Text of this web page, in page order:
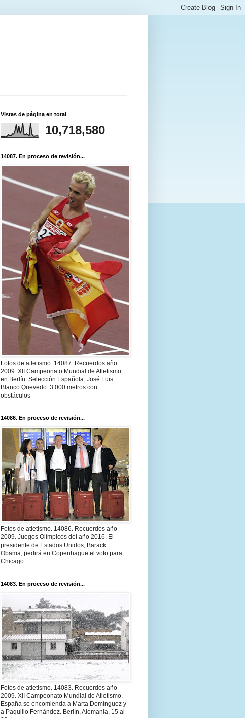
Vistas de página en total
10,718,580
14087. En proceso de revisión...
Fotos de atletismo. 14087. Recuerdos año
2009. XII Campeonato Mundial de Atletismo
en Berlín. Selección Española. José Luis
Blanco Quevedo: 3.000 metros con
obstáculos
14086. En proceso de revisión...
Fotos de atletismo. 14086. Recuerdos año
2009. Juegos Olímpicos del año 2016. El
presidente de Estados Unidos, Barack
Obama, pedirá en Copenhague el voto para
Chicago
14083. En proceso de revisión...
Fotos de atletismo. 14083. Recuerdos año
2009. XII Campeonato Mundial de Atletismo.
España se encomienda a Marta Domínguez y
a Paquillo Fernández. Berlín, Alemania, 15 al